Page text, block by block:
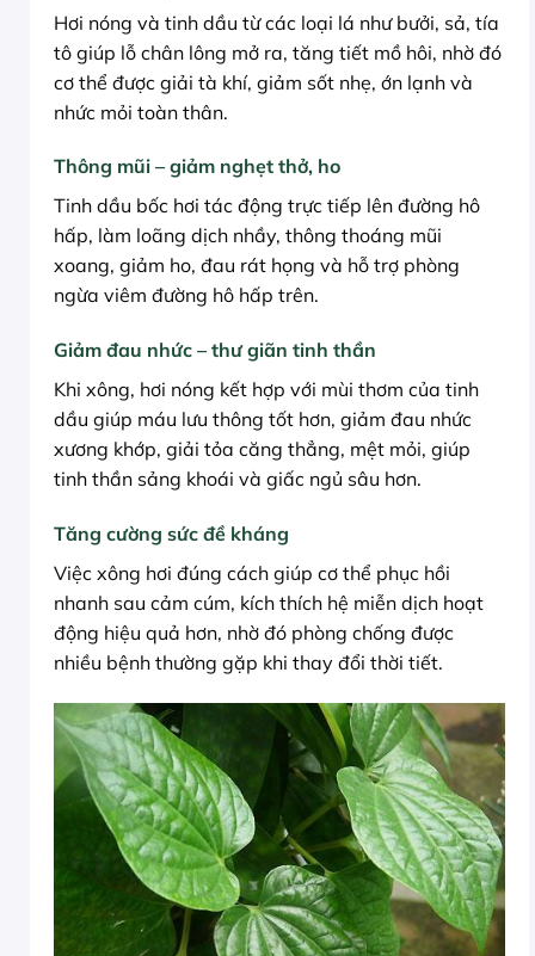
Hơi nóng và tinh dầu từ các loại lá như bưởi, sả, tía
tô giúp lỗ chân lông mở ra, tăng tiết mồ hôi, nhờ đó
cơ thể được giải tà khí, giảm sốt nhẹ, ớn lạnh và
nhức mỏi toàn thân.
Thông mũi – giảm nghẹt thở, ho
Tinh dầu bốc hơi tác động trực tiếp lên đường hô
hấp, làm loãng dịch nhầy, thông thoáng mũi
xoang, giảm ho, đau rát họng và hỗ trợ phòng
ngừa viêm đường hô hấp trên.
Giảm đau nhức – thư giãn tinh thần
Khi xông, hơi nóng kết hợp với mùi thơm của tinh
dầu giúp máu lưu thông tốt hơn, giảm đau nhức
xương khớp, giải tỏa căng thẳng, mệt mỏi, giúp
tinh thần sảng khoái và giấc ngủ sâu hơn.
Tăng cường sức đề kháng
Việc xông hơi đúng cách giúp cơ thể phục hồi
nhanh sau cảm cúm, kích thích hệ miễn dịch hoạt
động hiệu quả hơn, nhờ đó phòng chống được
nhiều bệnh thường gặp khi thay đổi thời tiết.